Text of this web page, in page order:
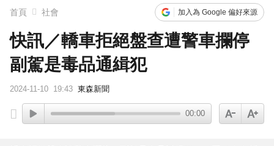
首頁 社會 加入為 Google 偏好來源
快訊／轎車拒絕盤查遭警車攔停
副駕是毒品通緝犯
2024-11-10 19:43 東森新聞
00:00